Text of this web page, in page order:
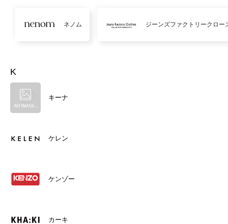
ネノム ジーンズファクトリークロー
K
キーナ
ケレン
ケンゾー
カーキ